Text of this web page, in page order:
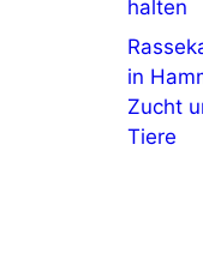
halten
in
Zucht
Tiere